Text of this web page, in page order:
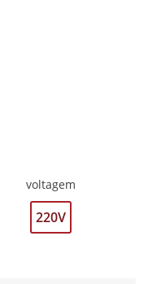
voltagem
220V